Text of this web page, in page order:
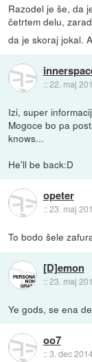
Razodel je še, da
četrtem delu,
da je skoraj jokal.
::22. maj
Izi, super
Mogoce bo pa
knows...
He'll be back:D
opeter
::23. maj
To bodo šele
[D]emon
::23. maj
Ye gods, se ena
oo7
::3. dec